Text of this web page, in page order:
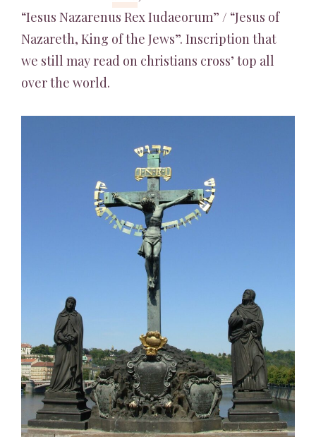
“Iesus Nazarenus Rex Iudaeorum” / “Jesus of
Nazareth, King of the Jews”. Inscription that
we still may read on christians cross’ top all
over the world.